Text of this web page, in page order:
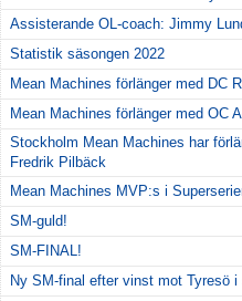
Assisterande OL-coach: Jimmy
Statistik säsongen 2022
Mean Machines förlänger med DC
Mean Machines förlänger med OC
Stockholm Mean Machines har
Fredrik Pilbäck
Mean Machines MVP:s i
SM-guld!
SM-FINAL!
Ny SM-final efter vinst mot Tyresö i